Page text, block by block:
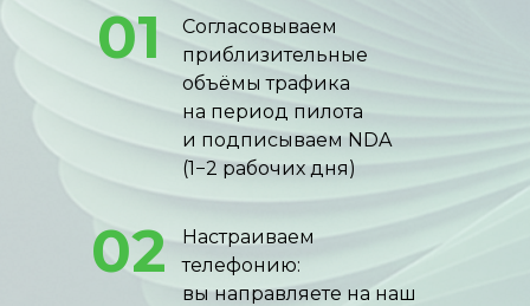
Согласовываем
приблизительные
объёмы трафика
на период пилота
и подписываем NDA
(1−2 рабочих дня)
01
Настраиваем
телефонию:
вы направляете на наш
02